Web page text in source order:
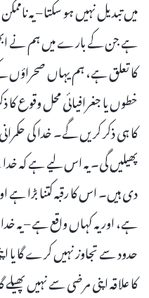
میں تبدیل نہیں ہو سکتا – یہ
ہے جن کے بارے میں ہم نے
کا تعلق ہے، ہم یہاں
خطوں یا جغرافیائی محل وقوع
کا ہی ذکر کریں گے۔ خدا کی
پھیلیں گی۔ یہ اس لیے ہے کہ
دی ہیں۔ اس کا رقبہ کتنا بڑا
ہے، اور یہ کہاں واقع ہے – یہ
حدود سے تجاوز نہیں کرے گا یا
کا علاقہ اپنی مرضی سے نہیں پھیلے